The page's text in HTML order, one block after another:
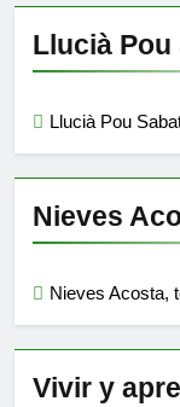
Llucià Pou
Llucià Pou
Nieves
Nieves Acosta,
Vivir y